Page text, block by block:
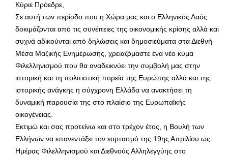
Κύριε Πρόεδρε,
Σε αυτή των περίοδο που η Χώρα μας και ο Ελληνικός Λαός
δοκιμάζονται από τις συνέπειες της οικονομικής κρίσης αλλά και
συχνά αδικούνται από δηλώσεις και δημοσιεύματα στα Διεθνή
Μέσα Μαζικής Ενημέρωσης, χρειαζόμαστε ένα νέο κύμα
Φιλελληνισμού που θα αναδεικνύει την συμβολή μας στην
ιστορική και τη πολιτιστική πορεία της Ευρώπης αλλά και της
ιστορικής ανάγκης η σύγχρονη Ελλάδα να ανακτήσει τη
δυναμική παρουσία της στο πλαίσιο της Ευρωπαϊκής
οικογένειας.
Εκτιμώ και σας προτείνω και στο τρέχον έτος, η Βουλή των
Ελλήνων να επανεντάξει τον εορτασμό της 19ης Απριλίου ως
Ημέρας Φιλελληνισμού και Διεθνούς Αλληλεγγύης στο